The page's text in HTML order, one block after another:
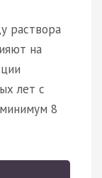
раствора
на
лет с
8